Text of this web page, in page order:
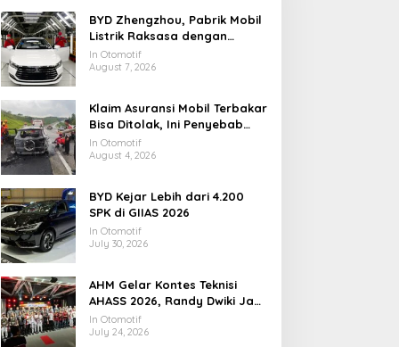
Otomotif
BYD Kejar Lebih dari 4.200 SPK
BYD Zhengzhou, Pabrik Mobil
Listrik Raksasa dengan
Kapasitas Jutaan Unit
In Otomotif
August 7, 2026
Klaim Asuransi Mobil Terbakar
Bisa Ditolak, Ini Penyebab
Utamanya
In Otomotif
August 4, 2026
BYD Kejar Lebih dari 4.200
SPK di GIIAS 2026
In Otomotif
July 30, 2026
AHM Gelar Kontes Teknisi
AHASS 2026, Randy Dwiki Jadi
Juara Nasional
In Otomotif
July 24, 2026